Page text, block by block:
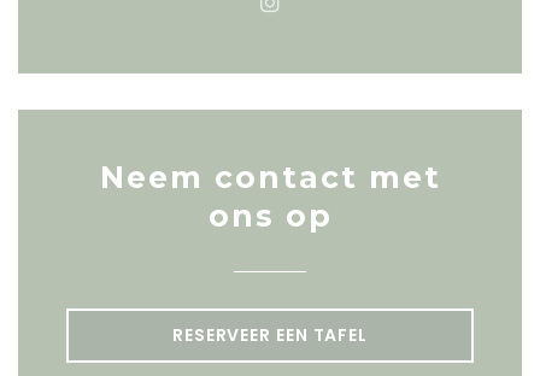
Instagram ((opent in
Neem contact met
ons op
RESERVEER EEN TAFEL